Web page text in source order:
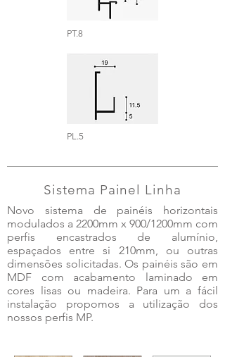
PT.8
PL.5
Sistema Painel Linha
Novo sistema de painéis horizontais
modulados a 2200mm x 900/1200mm com
perfis encastrados de alumínio,
espaçados entre si 210mm, ou outras
dimensões solicitadas. Os painéis são em
MDF com acabamento laminado em
cores lisas ou madeira. Para um a fácil
instalação propomos a utilização dos
nossos perfis MP.